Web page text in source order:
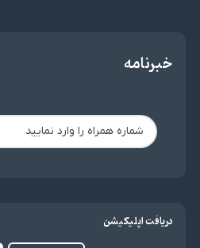
خبرنامه
دریافت اپلیکیشن